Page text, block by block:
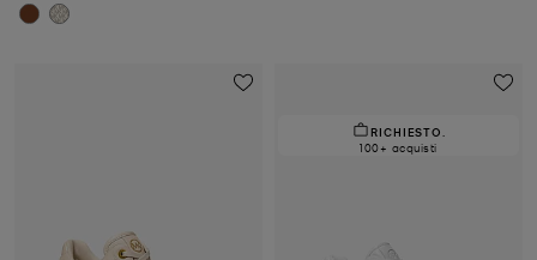
RICHIESTO.
100+ acquisti